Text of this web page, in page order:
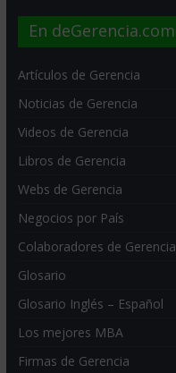
En deGerencia.com
Artículos de Gerencia
Noticias de Gerencia
Videos de Gerencia
Libros de Gerencia
Webs de Gerencia
Negocios por País
Colaboradores de Gerencia
Glosario
Glosario Inglés – Español
Los mejores MBA
Firmas de Gerencia